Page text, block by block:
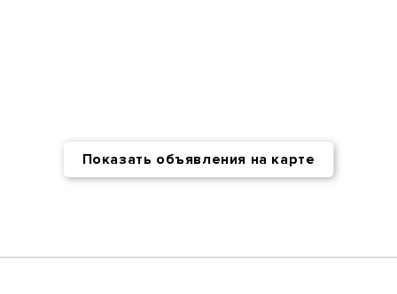
Показать объявления на карте